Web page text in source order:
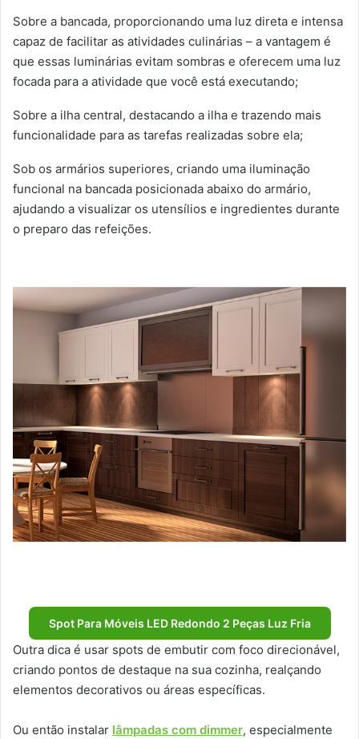
Sobre a bancada, proporcionando uma luz direta e intensa
capaz de facilitar as atividades culinárias – a vantagem é
que essas luminárias evitam sombras e oferecem uma luz
focada para a atividade que você está executando;
Sobre a ilha central, destacando a ilha e trazendo mais
funcionalidade para as tarefas realizadas sobre ela;
Sob os armários superiores, criando uma iluminação
funcional na bancada posicionada abaixo do armário,
ajudando a visualizar os utensílios e ingredientes durante
o preparo das refeições.
Spot Para Móveis LED Redondo 2 Peças Luz Fria
Outra dica é usar spots de embutir com foco direcionável,
criando pontos de destaque na sua cozinha, realçando
elementos decorativos ou áreas específicas.
Ou então instalar lâmpadas com dimmer, especialmente